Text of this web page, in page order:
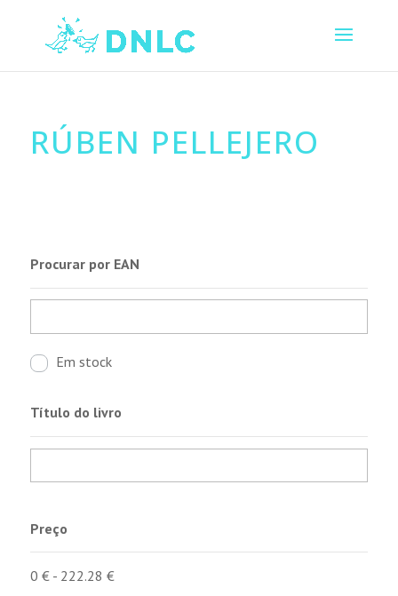
RÚBEN PELLEJERO
Procurar por EAN
Em stock
Título do livro
Preço
0 €- 222.28 €